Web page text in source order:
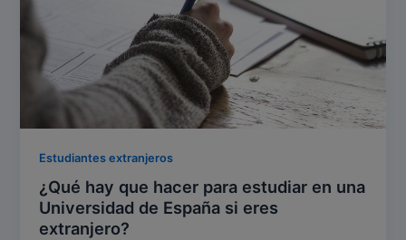
Estudiantes extranjeros
¿Qué hay que hacer para estudiar en una
Universidad de España si eres
extranjero?